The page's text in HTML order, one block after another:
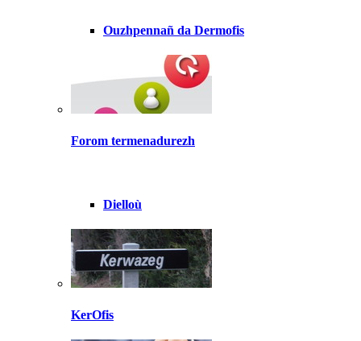
Ouzhpennañ da Dermofis
Forom termenadurezh
Dielloù
KerOfis